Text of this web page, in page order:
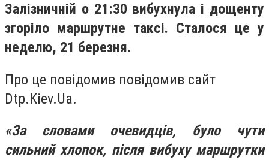
Залізничній о 21:30 вибухнула і дощенту
згоріло маршрутне таксі. Сталося це у
неделю, 21 березня.
Про це повідомив повідомив сайт
Dtp.Kiev.Ua.
«За словами очевидців, було чути
сильний хлопок, після вибуху маршрутки